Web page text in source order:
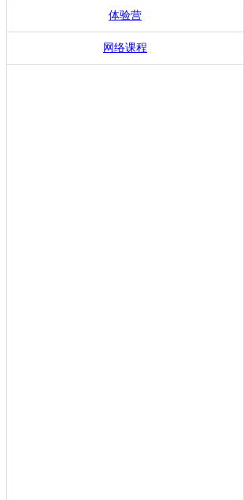
体验营
网络课程